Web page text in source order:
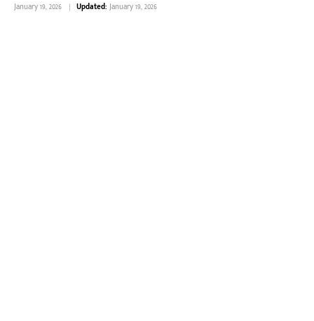
January 19, 2026 Updated: January 19, 2026